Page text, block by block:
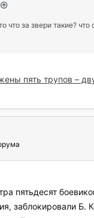
что за звери такие?
пять трупов –
пятьдесят
заблокировали Б.